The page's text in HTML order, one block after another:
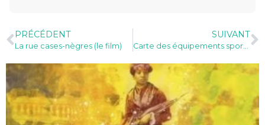
PRÉCÉDENT
La rue cases-nègres (le film)
SUIVANT
Carte des équipements sportifs de la ville de Rivière-Salée